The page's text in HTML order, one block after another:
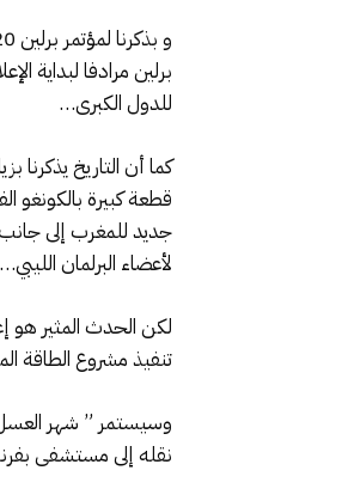
برلين مرادفا لبداية
للدول الكبرى…
لأعضاء البرلمان الليبي…
تنفيذ مشروع الطاقة المتجددة فوق
وسيستمر ” شهر العسل
نقله إلى مستشفى